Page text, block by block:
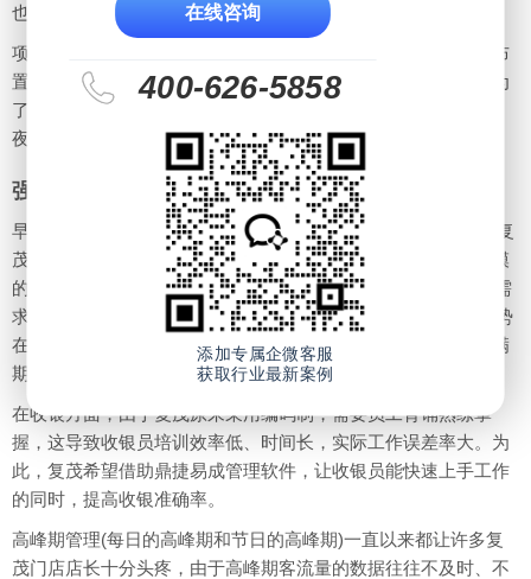
也成为鼎捷数智脱颖而出的关键。
项目启动会后，雷厉风行的郭旭就立即与中高层人员一一确认布
置工作，让我们的访谈一度被推后。据鼎捷项目组成员透露，为
了更平稳地、快速导入ERP，郭旭已连续几晚与他们商谈至深
夜。
强强联手 共谱管理变革新乐曲
早在1997年，复茂的门店便开始采用POS系统软件，它伴随着复
茂从个体经营到企业运作的完整转型历程。然而，随着业务规模
的进一步扩张，POS系统软件已不能满足复茂不断衍生的管理需
求，从单一的POS软件尽快过渡到一体化的ERP系统应用，已势
在必行。正因如此，对于此次与鼎捷数智的合作，郭旭可谓充满
期待。
在收银方面，由于复茂原来采用编码制，需要员工背诵熟练掌
握，这导致收银员培训效率低、时间长，实际工作误差率大。为
此，复茂希望借助鼎捷易成管理软件，让收银员能快速上手工作
的同时，提高收银准确率。
高峰期管理(每日的高峰期和节日的高峰期)一直以来都让许多复
茂门店店长十分头疼，由于高峰期客流量的数据往往不及时、不
在线咨询
400-626-5858
添加专属企微客服
获取行业最新案例